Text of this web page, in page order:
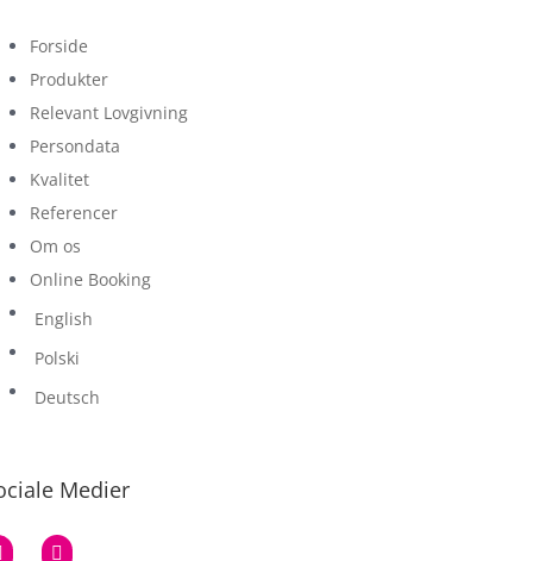
Forside
Produkter
Relevant Lovgivning
Persondata
Kvalitet
Referencer
Om os
Online Booking
English
Polski
Deutsch
Medier